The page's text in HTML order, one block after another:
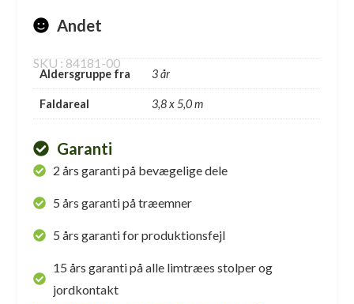
Andet
SKU : 84181-00
Aldersgruppe fra 3 år
Faldareal 3,8 x 5,0 m
Garanti
2 års garanti på bevægelige dele
5 års garanti på træemner
5 års garanti for produktionsfejl
15 års garanti på alle limtræes stolper og
jordkontakt